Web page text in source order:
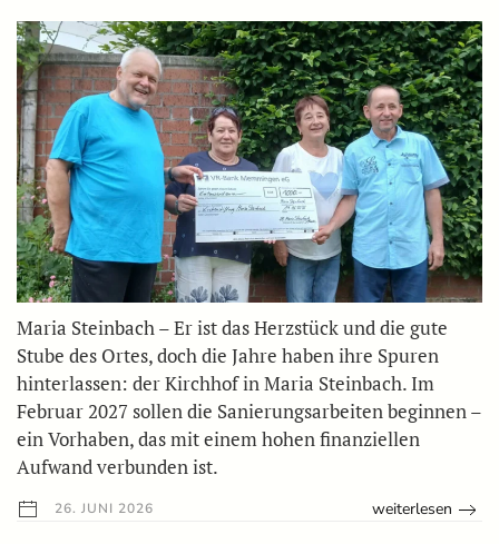
Maria Steinbach – Er ist das Herzstück und die gute
Stube des Ortes, doch die Jahre haben ihre Spuren
hinterlassen: der Kirchhof in Maria Steinbach. Im
Februar 2027 sollen die Sanierungsarbeiten beginnen –
ein Vorhaben, das mit einem hohen finanziellen
Aufwand verbunden ist.
26. JUNI 2026 weiterlesen